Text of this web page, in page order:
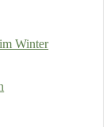
Winter